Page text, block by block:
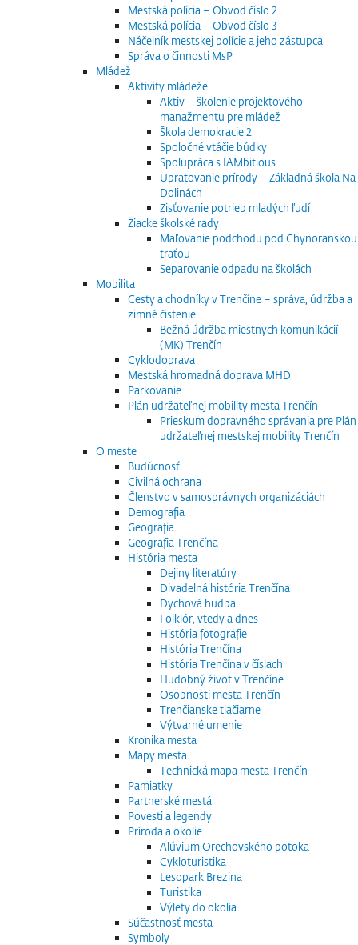
Mestská polícia – Obvod číslo 2
Mestská polícia – Obvod číslo 3
Náčelník mestskej polície a jeho zástupca
Správa o činnosti MsP
Mládež
Aktivity mládeže
Aktiv – školenie projektového
manažmentu pre mládež
Škola demokracie 2
Spoločné vtáčie búdky
Spolupráca s IAMbitious
Upratovanie prírody – Základná škola Na
Dolinách
Zisťovanie potrieb mladých ľudí
Žiacke školské rady
Maľovanie podchodu pod Chynoranskou
traťou
Separovanie odpadu na školách
Mobilita
Cesty a chodníky v Trenčíne – správa, údržba a
zimné čistenie
Bežná údržba miestnych komunikácií
(MK) Trenčín
Cyklodoprava
Mestská hromadná doprava MHD
Parkovanie
Plán udržateľnej mobility mesta Trenčín
Prieskum dopravného správania pre Plán
udržateľnej mestskej mobility Trenčín
O meste
Budúcnosť
Civilná ochrana
Členstvo v samosprávnych organizáciách
Demografia
Geografia
Geografia Trenčína
História mesta
Dejiny literatúry
Divadelná história Trenčína
Dychová hudba
Folklór, vtedy a dnes
História fotografie
História Trenčína
História Trenčína v číslach
Hudobný život v Trenčíne
Osobnosti mesta Trenčín
Trenčianske tlačiarne
Výtvarné umenie
Kronika mesta
Mapy mesta
Technická mapa mesta Trenčín
Pamiatky
Partnerské mestá
Povesti a legendy
Príroda a okolie
Alúvium Orechovského potoka
Cykloturistika
Lesopark Brezina
Turistika
Výlety do okolia
Súčastnosť mesta
Symboly